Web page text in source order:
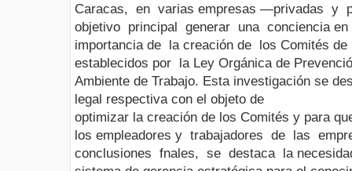
Caracas, en varias empresas —privadas
objetivo principal generar una conciencia
importancia de la creación de los Comités
establecidos por la Ley Orgánica de
Ambiente de Trabajo. Esta investigación se
legal respectiva con el objeto de
optimizar la creación de los Comités y para
los empleadores y trabajadores de las
conclusiones fnales, se destaca la